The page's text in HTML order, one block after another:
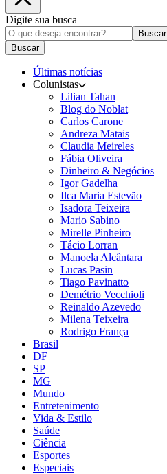
Digite sua busca
Buscar
Buscar
Últimas notícias
Colunistas
Lilian Tahan
Blog do Noblat
Carlos Carone
Andreza Matais
Claudia Meireles
Fábia Oliveira
Dinheiro & Negócios
Igor Gadelha
Ilca Maria Estevão
Isadora Teixeira
Mario Sabino
Mirelle Pinheiro
Tácio Lorran
Manoela Alcântara
Lucas Pasin
Tiago Pavinatto
Demétrio Vecchioli
Reinaldo Azevedo
Milena Teixeira
Rodrigo França
Brasil
DF
SP
MG
Mundo
Entretenimento
Vida & Estilo
Saúde
Ciência
Esportes
Especiais